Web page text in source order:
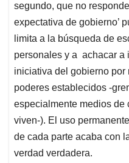
segundo, que no
expectativa de gobierno’
limita a la búsqueda de
personales y a achacar a
iniciativa del gobierno
poderes establecidos -
especialmente medios de
viven-). El uso
de cada parte acaba con
verdad verdadera.